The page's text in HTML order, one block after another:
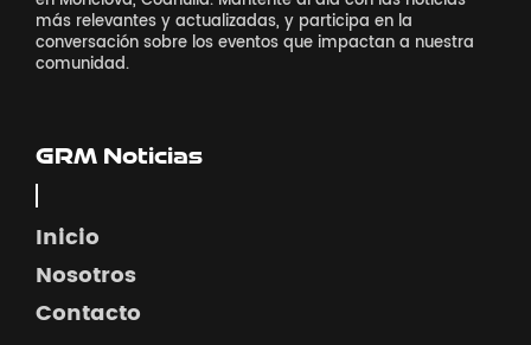
más relevantes y actualizadas, y participa en la
conversación sobre los eventos que impactan a nuestra
comunidad.
GRM Noticias
Inicio
Nosotros
Contacto